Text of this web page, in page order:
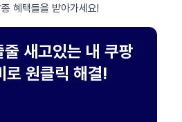
혜택들을 받아가세요!
새고있는 내 쿠팡
로 원클릭 해결!